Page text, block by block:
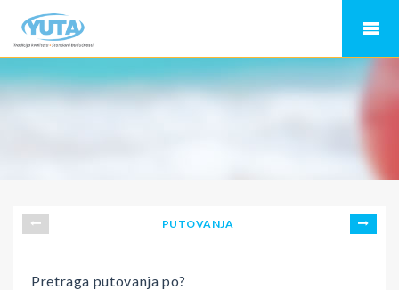
PUTOVANJA
Pretraga putovanja po?